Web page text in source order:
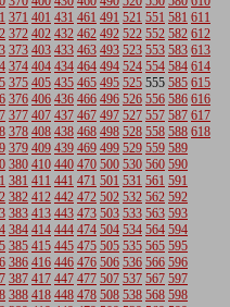
371 401 431 461 491 521 551 581 611
372 402 432 462 492 522 552 582 612
373 403 433 463 493 523 553 583 613
374 404 434 464 494 524 554 584 614
375 405 435 465 495 525 555 585 615
376 406 436 466 496 526 556 586 616
377 407 437 467 497 527 557 587 617
378 408 438 468 498 528 558 588 618
379 409 439 469 499 529 559 589
380 410 440 470 500 530 560 590
381 411 441 471 501 531 561 591
382 412 442 472 502 532 562 592
383 413 443 473 503 533 563 593
384 414 444 474 504 534 564 594
385 415 445 475 505 535 565 595
386 416 446 476 506 536 566 596
387 417 447 477 507 537 567 597
388 418 448 478 508 538 568 598